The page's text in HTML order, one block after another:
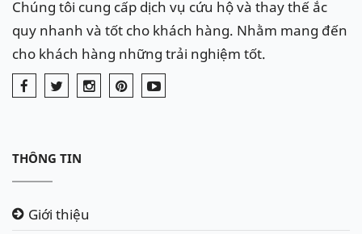
Chúng tôi cung cấp dịch vụ cứu hộ và thay thế ắc
quy nhanh và tốt cho khách hàng. Nhằm mang đến
cho khách hàng những trải nghiệm tốt.
THÔNG TIN
Giới thiệu